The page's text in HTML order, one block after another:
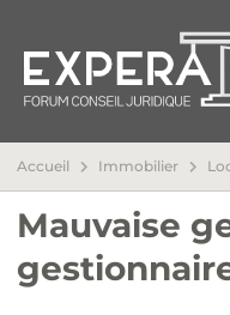
Accueil Immobilier
Mauvaise